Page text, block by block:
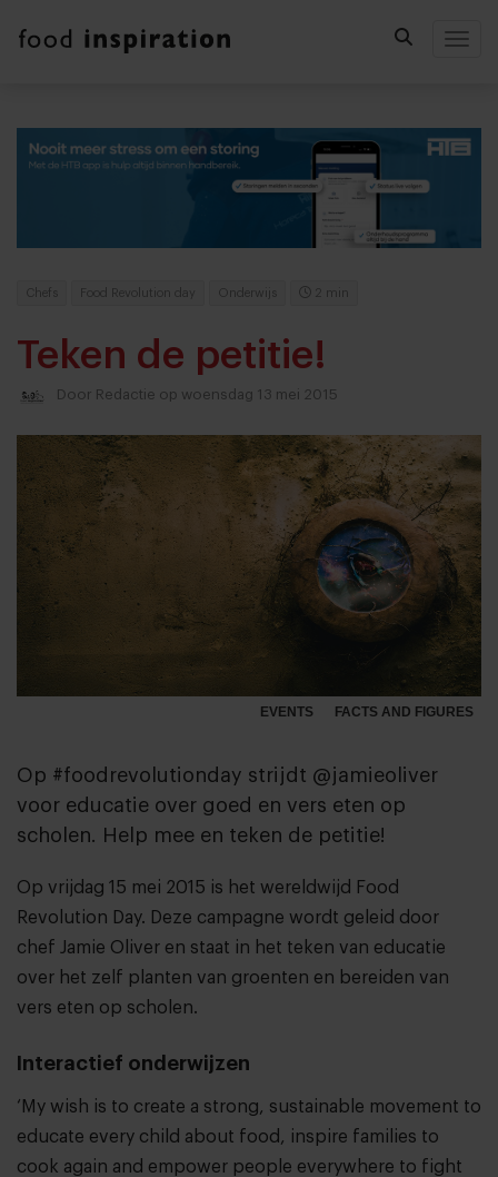
Chefs Food Revolution day Onderwijs 2 min
Teken de petitie!
Door Redactie op woensdag 13 mei 2015
EVENTS FACTS AND FIGURES
Op #foodrevolutionday strijdt @jamieoliver
voor educatie over goed en vers eten op
scholen. Help mee en teken de petitie!
Op vrijdag 15 mei 2015 is het wereldwijd Food
Revolution Day. Deze campagne wordt geleid door
chef Jamie Oliver en staat in het teken van educatie
over het zelf planten van groenten en bereiden van
vers eten op scholen.
Interactief onderwijzen
‘My wish is to create a strong, sustainable movement to
educate every child about food, inspire families to
cook again and empower people everywhere to fight